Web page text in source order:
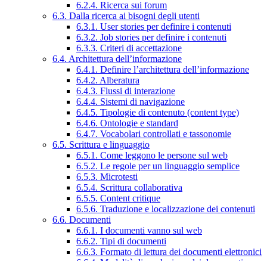
6.2.4. Ricerca sui forum
6.3. Dalla ricerca ai bisogni degli utenti
6.3.1. User stories per definire i contenuti
6.3.2. Job stories per definire i contenuti
6.3.3. Criteri di accettazione
6.4. Architettura dell’informazione
6.4.1. Definire l’architettura dell’informazione
6.4.2. Alberatura
6.4.3. Flussi di interazione
6.4.4. Sistemi di navigazione
6.4.5. Tipologie di contenuto (content type)
6.4.6. Ontologie e standard
6.4.7. Vocabolari controllati e tassonomie
6.5. Scrittura e linguaggio
6.5.1. Come leggono le persone sul web
6.5.2. Le regole per un linguaggio semplice
6.5.3. Microtesti
6.5.4. Scrittura collaborativa
6.5.5. Content critique
6.5.6. Traduzione e localizzazione dei contenuti
6.6. Documenti
6.6.1. I documenti vanno sul web
6.6.2. Tipi di documenti
6.6.3. Formato di lettura dei documenti elettronici